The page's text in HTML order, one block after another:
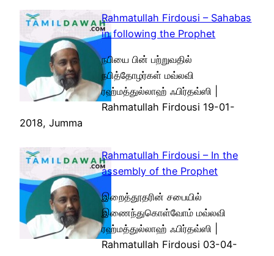
Rahmatullah Firdousi – Sahabas
in following the Prophet
நபியை பின் பற்றுவதில்
நபித்தோழர்கள் மவ்லவி
ரஹ்மத்துல்லாஹ் ஃபிர்தவ்ஸி |
Rahmatullah Firdousi 19-01-
2018, Jumma
Rahmatullah Firdousi – In the
assembly of the Prophet
இறைத்தூதரின் சபையில்
இணைந்துகொள்வோம் மவ்லவி
ரஹ்மத்துல்லாஹ் ஃபிர்தவ்ஸி |
Rahmatullah Firdousi 03-04-